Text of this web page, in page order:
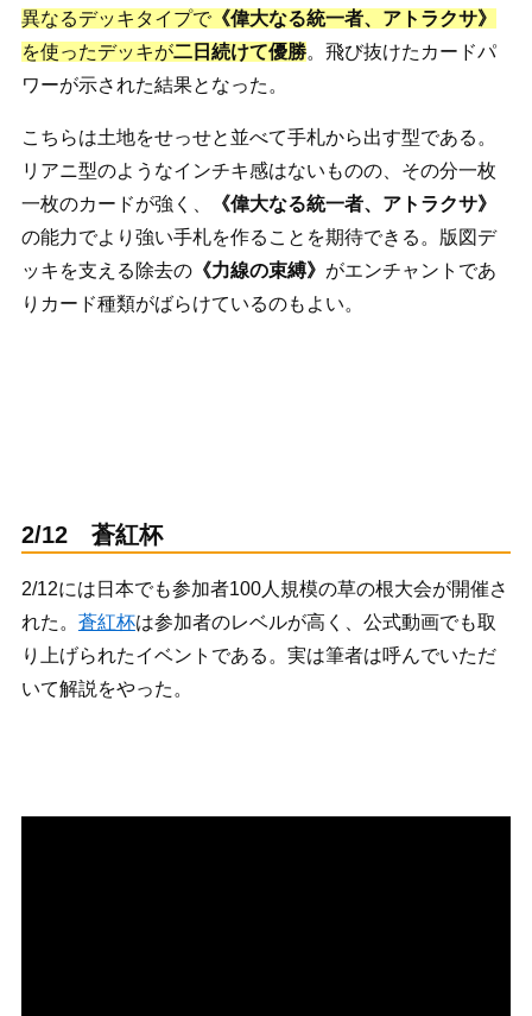
異なるデッキタイプで《偉大なる統一者、アトラクサ》
を使ったデッキが二日続けて優勝。飛び抜けたカードパ
ワーが示された結果となった。
こちらは土地をせっせと並べて手札から出す型である。
リアニ型のようなインチキ感はないものの、その分一枚
一枚のカードが強く、
《偉大なる統一者、アトラクサ》
の能力でより強い手札を作ることを期待できる。版図デ
ッキを支える除去の《力線の束縛》 がエンチャントであ
りカード種類がばらけているのもよい。
2/12 蒼紅杯
2/12には日本でも参加者100人規模の草の根大会が開催さ
れた。 蒼紅杯は参加者のレベルが高く、公式動画でも取
り上げられたイベントである。実は筆者は呼んでいただ
いて解説をやった。